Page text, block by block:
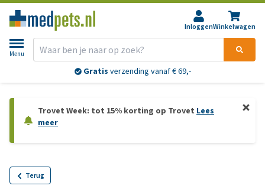
InloggenWinkelwagen
Menu
Gratis verzending vanaf € 69,-
Trovet Week: tot 15% korting op Trovet Lees
meer
Terug